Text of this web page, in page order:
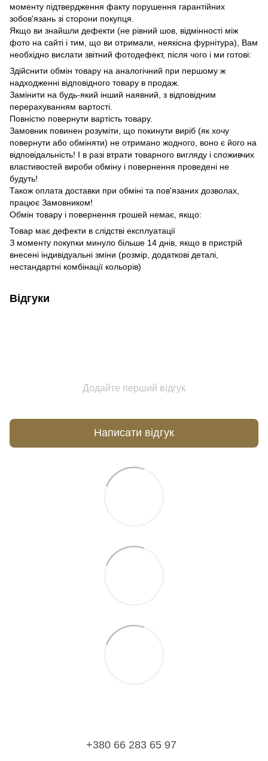
моменту підтвердження факту порушення гарантійних
зобов'язань зі сторони покупця.
Якщо ви знайшли дефекти (не рівний шов, відмінності між
фото на сайті і тим, що ви отримали, неякісна фурнітура), Вам
необхідно вислати звітний фотодефект, після чого і ми готові:
Здійснити обмін товару на аналогічний при першому ж
надходженні відповідного товару в продаж.
Замінити на будь-який інший наявний, з відповідним
перерахуванням вартості.
Повністю повернути вартість товару.
Замовник повинен розуміти, що покинути виріб (як хочу
повернути або обміняти) не отримано жодного, воно є його на
відповідальність! І в разі втрати товарного вигляду і споживчих
властивостей вироби обміну і повернення проведені не
будуть!
Також оплата доставки при обміні та пов'язаних дозволах,
працює Замовником!
Обмін товару і повернення грошей немає, якщо:
Товар має дефекти в слідстві експлуатації
З моменту покупки минуло більше 14 днів , якщо в пристрій
внесені індивідуальні зміни (розмір, додаткові деталі,
нестандартні комбінації кольорів)
Відгуки
Додайте перший відгук
Написати відгук
+380 66 283 65 97